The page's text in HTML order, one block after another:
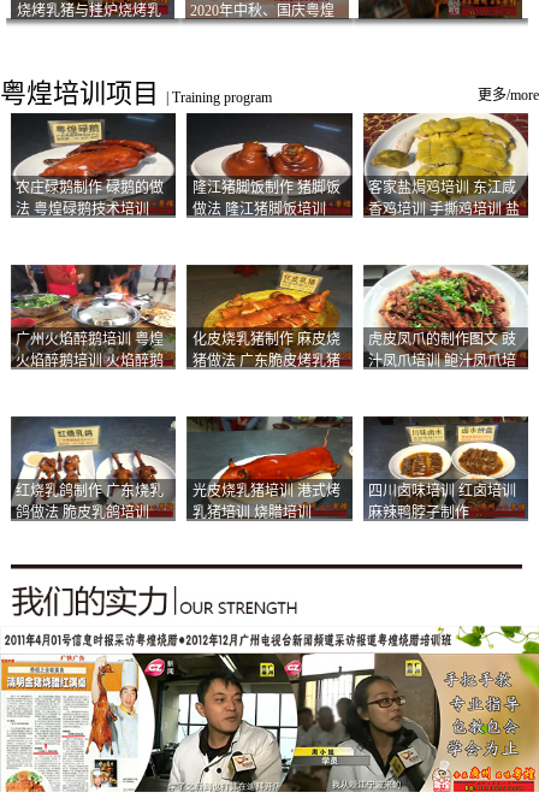
烧烤乳猪与挂炉烧烤乳
2020年中秋、国庆粤煌
粤煌培训项目 Training program 更多/more
农庄碌鹅制作 碌鹅的做
法 粤煌碌鹅技术培训
隆江猪脚饭制作 猪脚饭
做法 隆江猪脚饭培训
客家盐焗鸡培训 东江咸
香鸡培训 手撕鸡培训 盐
广州火焰醉鹅培训 粤煌
火焰醉鹅培训 火焰醉鹅
化皮烧乳猪制作 麻皮烧
猪做法 广东脆皮烤乳猪
虎皮凤爪的制作图文 豉
汁凤爪培训 鲍汁凤爪培
红烧乳鸽制作 广东烧乳
鸽做法 脆皮乳鸽培训
光皮烧乳猪培训 港式烤
乳猪培训 烧腊培训
四川卤味培训 红卤培训
麻辣鸭脖子制作